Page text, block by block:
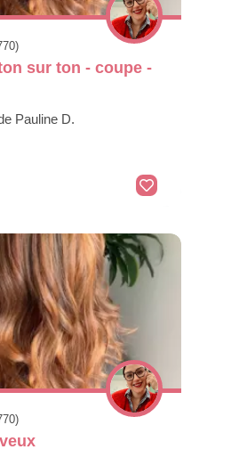
sur ton - coupe -
Pauline D.